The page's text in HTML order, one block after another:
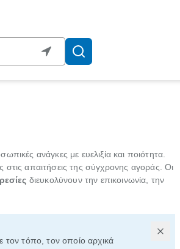
ανάγκες με ευελιξία και ποιότητα.
στις απαιτήσεις της σύγχρονης αγοράς. Οι
διευκολύνουν την επικοινωνία, την
τον τόπο, τον οποίο αρχικά